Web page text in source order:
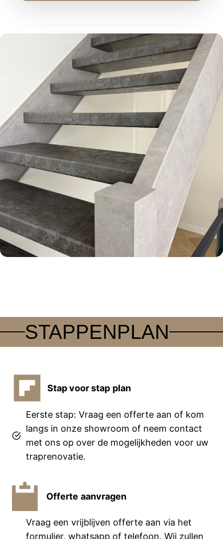
STAPPENPLAN
Stap voor stap plan
Eerste stap: Vraag een offerte aan of kom
langs in onze showroom of neem contact
met ons op over de mogelijkheden voor uw
traprenovatie.
Offerte aanvragen
Vraag een vrijblijven offerte aan via het
formulier, whatsapp of telefoon. Wij zullen